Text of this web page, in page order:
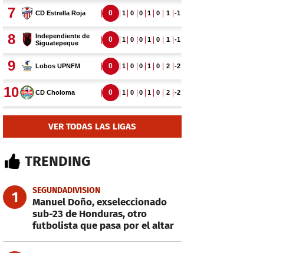
VER TODAS LAS LIGAS
TRENDING
1 SEGUNDADIVISION
Manuel Doño, exseleccionado
sub-23 de Honduras, otro
futbolista que pasa por el altar